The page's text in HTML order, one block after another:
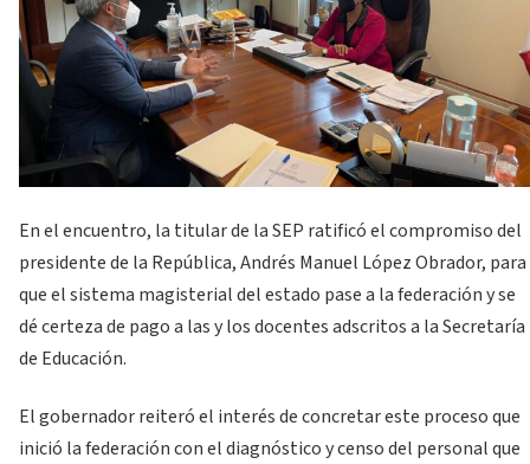
En el encuentro, la titular de la SEP ratificó el compromiso del
presidente de la República, Andrés Manuel López Obrador, para
que el sistema magisterial del estado pase a la federación y se
dé certeza de pago a las y los docentes adscritos a la Secretaría
de Educación.
El gobernador reiteró el interés de concretar este proceso que
inició la federación con el diagnóstico y censo del personal que